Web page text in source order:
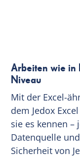
Arbeiten wie in
Niveau
Mit der Excel-
dem Jedox
sie es kennen –
Datenquelle
Sicherheit von